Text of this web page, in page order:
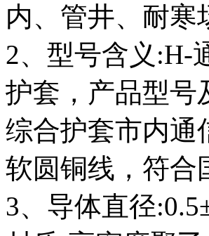
内、管井、耐寒
2、型号含义:H-
护套，产品型号
综合护套市内通
软圆铜线，符合
3、导体直径